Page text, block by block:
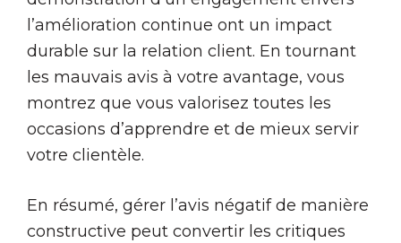
l’amélioration continue ont un impact
durable sur la relation client. En tournant
les mauvais avis à votre avantage, vous
montrez que vous valorisez toutes les
occasions d’apprendre et de mieux servir
votre clientèle.
En résumé, gérer l’avis négatif de manière
constructive peut convertir les critiques